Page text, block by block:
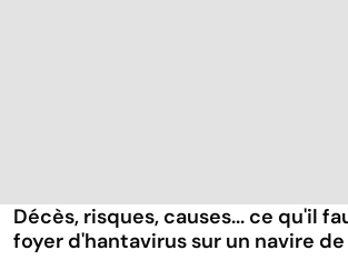
Décès, risques, causes... ce qu'il
foyer d'hantavirus sur un navire